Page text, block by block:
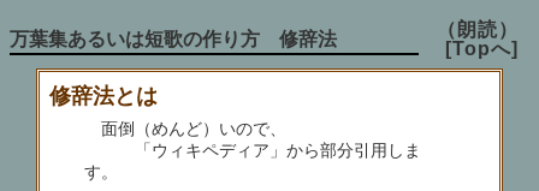
万葉集あるいは短歌の作り方 修辞法
（朗読）
[Topへ]
修辞法とは
面倒（めんど）いので、
「ウィキペディア」から部分引用しま
す。